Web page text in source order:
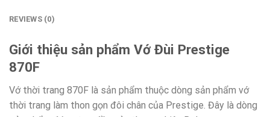
REVIEWS (0)
Giới thiệu sản phẩm Vớ Đùi Prestige
870F
Vớ thời trang 870F là sản phẩm thuộc dòng sản phẩm vớ
thời trang làm thon gọn đôi chân của Prestige. Đây là dòng